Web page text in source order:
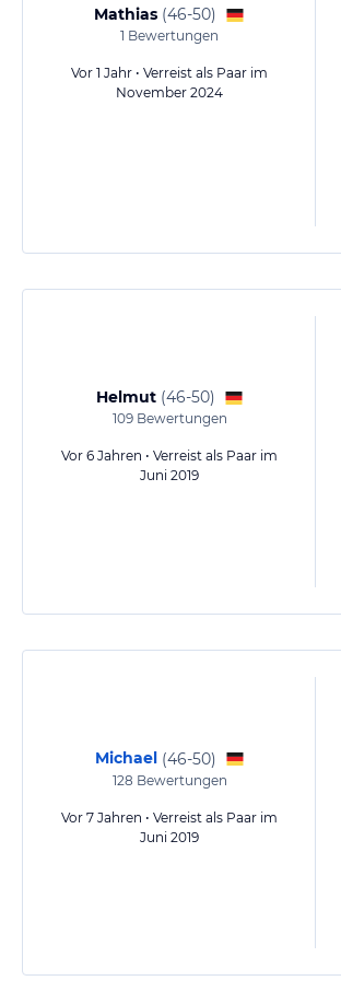
Mathias (46-50)
1 Bewertungen
Vor 1 Jahr • Verreist als Paar im
November 2024
Helmut (46-50)
109Bewertungen
Vor 6 Jahren • Verreist als Paar im
Juni 2019
Michael (46-50)
128 Bewertungen
Vor 7 Jahren • Verreist als Paar im
Juni 2019